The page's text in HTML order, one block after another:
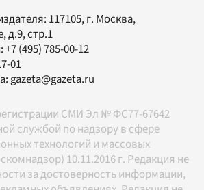
117105, г. Москва,
д.9, стр.1
+7 (495) 785-00-12
01
gazeta@gazeta.ru
СМИ Эл № ФС77-67642
службой по надзору в сфере
технологий и массовых
10.11.2016 г. Редакция не
за достоверность информации,